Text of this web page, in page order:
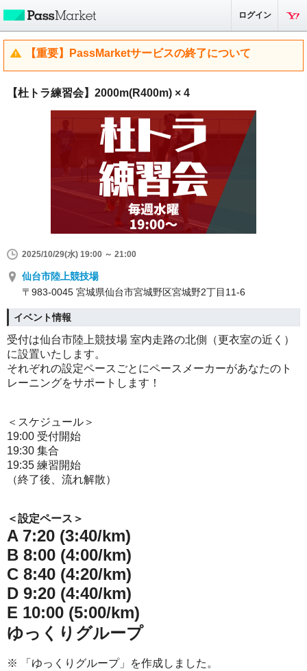
ログイン
【重要】PassMarketサービスの終了について
【杜トラ練習会】2000m(R400m) × 4
2025/10/29(水) 19:00 ～ 21:00
仙台市陸上競技場
〒983-0045 宮城県仙台市宮城野区宮城野2丁目11-6
イベント情報
受付は仙台市陸上競技場 室内走路の北側（更衣室の近く）
に設置いたします。
それぞれの設定ペースごとにペースメーカーがあなたのト
レーニングをサポートします！
＜スケジュール＞
19:00 受付開始
19:30 集合
19:35 練習開始
（終了後、流れ解散）
＜設定ペース＞
A 7:20 (3:40/km)
B 8:00 (4:00/km)
C 8:40 (4:20/km)
D 9:20 (4:40/km)
E 10:00 (5:00/km)
ゆっくりグループ
※ 「ゆっくりグループ」を作成しました。